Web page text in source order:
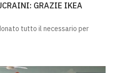
GRAZIE IKEA
tutto il necessario per